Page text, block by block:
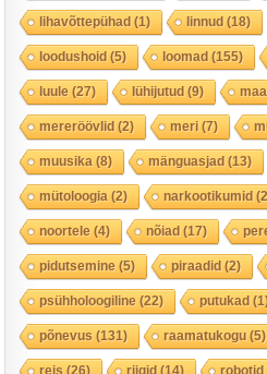
lihavõttepühad(1) linnud(18)
loodushoid(5) loomad(155)
luule (27) lühijutud(9)
mereröövlid(2) meri(7)
muusika (8) mänguasjad(13)
mütoloogia (2) narkootikumid
noortele (4) nõiad(17)
pidutsemine (5) piraadid(2)
psühholoogiline (22) putukad
põnevus (131) raamatukogu(5)
reis (26) riigid(14) robotid